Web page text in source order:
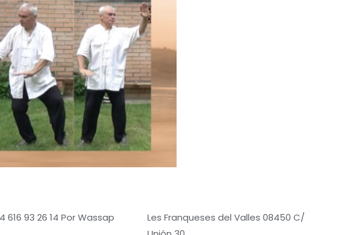
616 93 26 14 Por Wassap
Les Franqueses del Valles 08450 C/